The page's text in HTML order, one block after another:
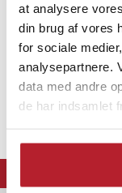
at analysere
din brug af vores
for sociale
analysepartnere.
data med andre
de har indsamlet
beskytter skærmen
kan ridse eller
Limfri installation
Uden striber eller
lim, hvilket sikrer
sikkerhed.
Slagfasthed
Glassets design
sandsynligheden for